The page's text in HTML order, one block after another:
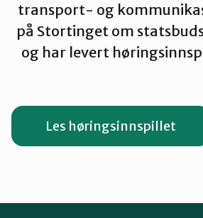
transport- og
på Stortinget om
og har levert
Les høringsinnspillet